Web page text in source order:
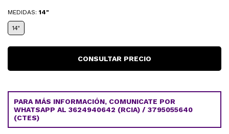
MEDIDAS: 14"
14"
PARA MÁS INFORMACIÓN, COMUNICATE POR
WHATSAPP AL 3624940642 (RCIA) / 3795055640
(CTES)